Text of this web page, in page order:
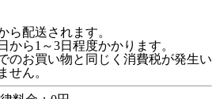
ら配送されます。
から1～3日程度かかります。
のお買い物と同じく消費税が発生い
せん。